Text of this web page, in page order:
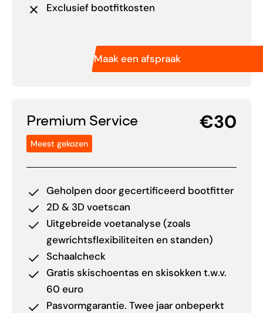
Exclusief bootfitkosten
Maak een afspraak
Premium Service
Meest gekozen
€30
Geholpen door gecertificeerd bootfitter
2D & 3D voetscan
Uitgebreide voetanalyse (zoals
gewrichtsflexibiliteiten en standen)
Schaalcheck
Gratis skischoentas en skisokken t.w.v.
60 euro
Pasvormgarantie. Twee jaar onbeperkt